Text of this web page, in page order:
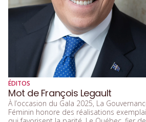
ÉDITOS
Mot de François Legault
À l’occasion du Gala 2025, La
Féminin honore des réalisations